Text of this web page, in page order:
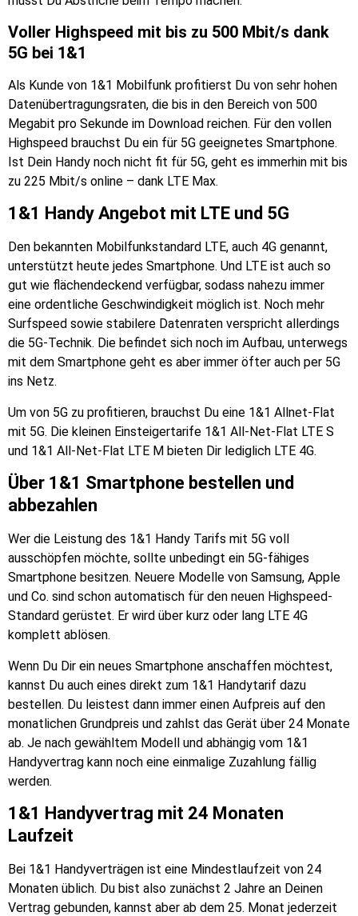
Voller Highspeed mit bis zu 500 Mbit/s dank
5G bei 1&1
Als Kunde von 1&1 Mobilfunk profitierst Du von sehr hohen
Datenübertragungsraten, die bis in den Bereich von 500
Megabit pro Sekunde im Download reichen. Für den vollen
Highspeed brauchst Du ein für 5G geeignetes Smartphone.
Ist Dein Handy noch nicht fit für 5G, geht es immerhin mit bis
zu 225 Mbit/s online – dank LTE Max.
1&1 Handy Angebot mit LTE und 5G
Den bekannten Mobilfunkstandard LTE, auch 4G genannt,
unterstützt heute jedes Smartphone. Und LTE ist auch so
gut wie flächendeckend verfügbar, sodass nahezu immer
eine ordentliche Geschwindigkeit möglich ist. Noch mehr
Surfspeed sowie stabilere Datenraten verspricht allerdings
die 5G-Technik. Die befindet sich noch im Aufbau, unterwegs
mit dem Smartphone geht es aber immer öfter auch per 5G
ins Netz.
Um von 5G zu profitieren, brauchst Du eine 1&1 Allnet-Flat
mit 5G. Die kleinen Einsteigertarife 1&1 All-Net-Flat LTE S
und 1&1 All-Net-Flat LTE M bieten Dir lediglich LTE 4G.
Über 1&1 Smartphone bestellen und
abbezahlen
Wer die Leistung des 1&1 Handy Tarifs mit 5G voll
ausschöpfen möchte, sollte unbedingt ein 5G-fähiges
Smartphone besitzen. Neuere Modelle von Samsung, Apple
und Co. sind schon automatisch für den neuen Highspeed-
Standard gerüstet. Er wird über kurz oder lang LTE 4G
komplett ablösen.
Wenn Du Dir ein neues Smartphone anschaffen möchtest,
kannst Du auch eines direkt zum 1&1 Handytarif dazu
bestellen. Du leistest dann immer einen Aufpreis auf den
monatlichen Grundpreis und zahlst das Gerät über 24 Monate
ab. Je nach gewähltem Modell und abhängig vom 1&1
Handyvertrag kann noch eine einmalige Zuzahlung fällig
werden.
1&1 Handyvertrag mit 24 Monaten
Laufzeit
Bei 1&1 Handyverträgen ist eine Mindestlaufzeit von 24
Monaten üblich. Du bist also zunächst 2 Jahre an Deinen
Vertrag gebunden, kannst aber ab dem 25. Monat jederzeit